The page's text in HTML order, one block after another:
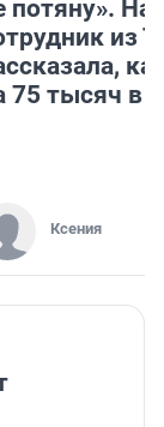
потяну».
из
75 тысяч в
Ксения